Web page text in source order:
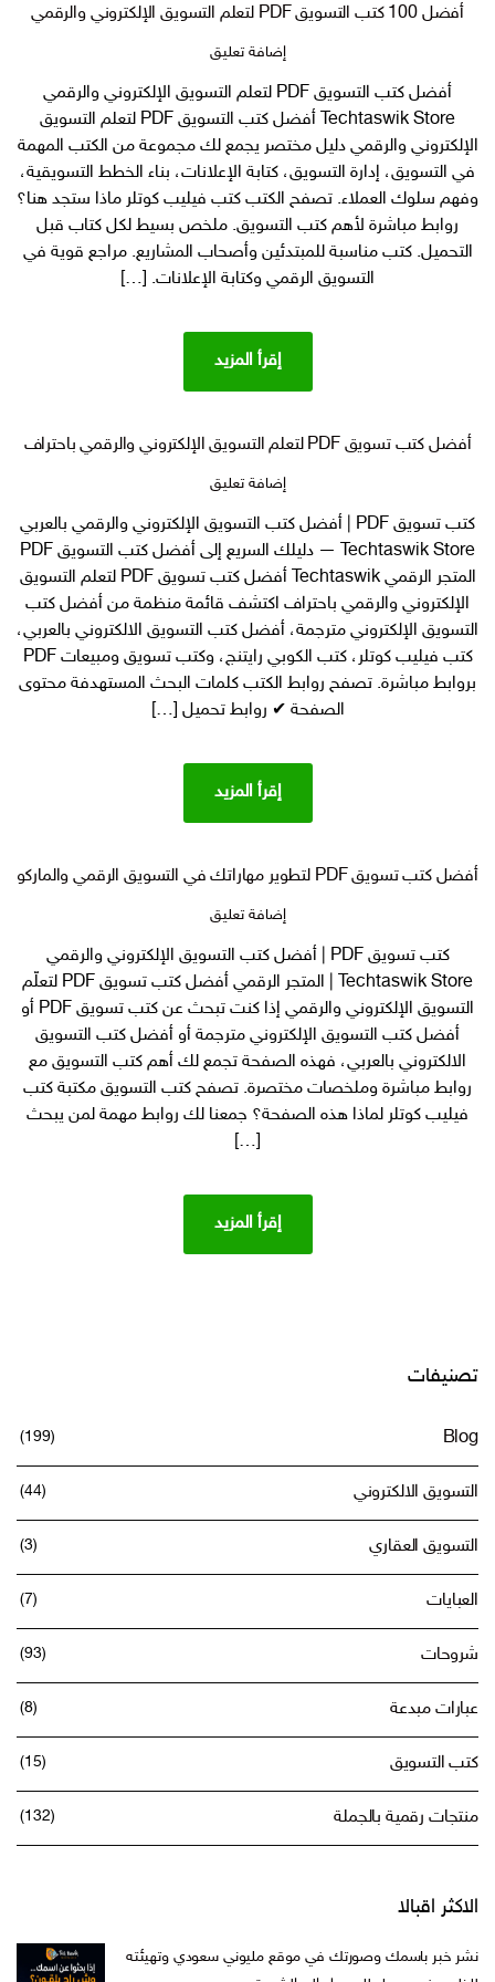
أفضل 100 كتب التسويق PDF لتعلم التسويق الإلكتروني والرقمي
إضافة تعليقعلى
100
كتب
التسويق
PDF
لتعلم
الإلكتروني
والرقمي
أفضل كتب التسويق PDF لتعلم التسويق الإلكتروني والرقمي
Techtaswik Store أفضل كتب التسويق PDF لتعلم التسويق
الإلكتروني والرقمي دليل مختصر يجمع لك مجموعة من الكتب المهمة
في التسويق، إدارة التسويق، كتابة الإعلانات، بناء الخطط التسويقية،
وفهم سلوك العملاء. تصفح الكتب كتب فيليب كوتلر ماذا ستجد هنا؟
روابط مباشرة لأهم كتب التسويق. ملخص بسيط لكل كتاب قبل
التحميل. كتب مناسبة للمبتدئين وأصحاب المشاريع. مراجع قوية في
التسويق الرقمي وكتابة الإعلانات. […]
إقرأ المزيد
أفضل كتب تسويق PDF لتعلم التسويق الإلكتروني والرقمي باحتراف
إضافة تعليقعلى
تسويق
PDF لتعلم
التسويق
الإلكتروني
والرقمي
باحتراف
كتب تسويق PDF | أفضل كتب التسويق الإلكتروني والرقمي بالعربي
Techtaswik Store — دليلك السريع إلى أفضل كتب التسويق PDF
المتجر الرقمي Techtaswik أفضل كتب تسويق PDF لتعلم التسويق
الإلكتروني والرقمي باحتراف اكتشف قائمة منظمة من أفضل كتب
التسويق الإلكتروني مترجمة، أفضل كتب التسويق الالكتروني بالعربي،
كتب فيليب كوتلر، كتب الكوبي رايتنج، وكتب تسويق ومبيعات PDF
بروابط مباشرة. تصفح روابط الكتب كلمات البحث المستهدفة محتوى
الصفحة ✔ روابط تحميل […]
إقرأ المزيد
أفضل كتب تسويق PDF لتطوير مهاراتك في التسويق الرقمي والماركوتنج
إضافة تعليقعلى
تسويق
PDF لتطوير
مهاراتك
في
التسويق
الرقمي
والماركوتنج
كتب تسويق PDF | أفضل كتب التسويق الإلكتروني والرقمي
Techtaswik Store | المتجر الرقمي أفضل كتب تسويق PDF لتعلّم
التسويق الإلكتروني والرقمي إذا كنت تبحث عن كتب تسويق PDF أو
أفضل كتب التسويق الإلكتروني مترجمة أو أفضل كتب التسويق
الالكتروني بالعربي، فهذه الصفحة تجمع لك أهم كتب التسويق مع
روابط مباشرة وملخصات مختصرة. تصفح كتب التسويق مكتبة كتب
فيليب كوتلر لماذا هذه الصفحة؟ جمعنا لك روابط مهمة لمن يبحث
[…]
إقرأ المزيد
تصنيفات
Blog
(199)
التسويق الالكتروني (44)
التسويق العقاري (3)
العبايات (7)
شروحات (93)
عبارات مبدعة (8)
كتب التسويق (15)
منتجات رقمية بالجملة (132)
الاكثر اقبالا
نشر خبر باسمك وصورتك في موقع مليوني سعودي وتهيئته